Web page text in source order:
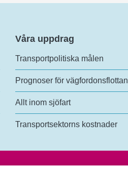
Våra uppdrag
Transportpolitiska målen
Prognoser för vägfordonsflottan
Allt inom sjöfart
Transportsektorns kostnader